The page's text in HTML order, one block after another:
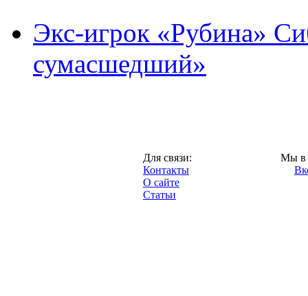
Экс-игрок «Рубина»
сумасшедший»
Для связи:
Контакты
О сайте
Статьи
Мы в